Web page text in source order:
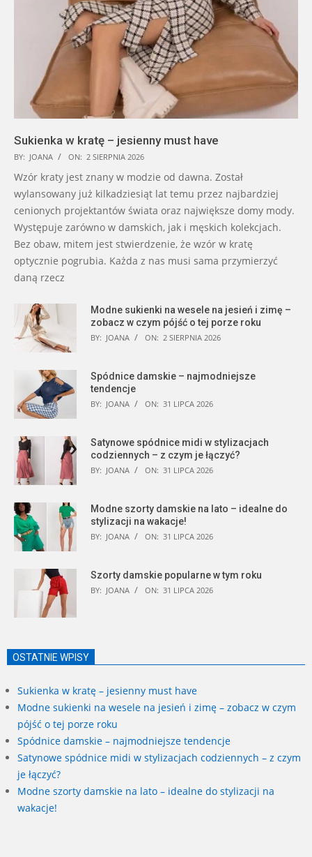
Sukienka w kratę – jesienny must have
BY: JOANA ON: 2 SIERPNIA 2026
Wzór kraty jest znany w modzie od dawna. Został
wylansowany już kilkadziesiąt lat temu przez najbardziej
cenionych projektantów świata oraz największe domy mody.
Występuje zarówno w damskich, jak i męskich kolekcjach.
Bez obaw, mitem jest stwierdzenie, że wzór w kratę
optycznie pogrubia. Każda z nas musi sama przymierzyć
daną rzecz
Modne sukienki na wesele na jesień i zimę –
zobacz w czym pójść o tej porze roku
BY: JOANA ON: 2 SIERPNIA 2026
Spódnice damskie – najmodniejsze
tendencje
BY: JOANA ON: 31 LIPCA 2026
Satynowe spódnice midi w stylizacjach
codziennych – z czym je łączyć?
BY: JOANA ON: 31 LIPCA 2026
Modne szorty damskie na lato – idealne do
stylizacji na wakacje!
BY: JOANA ON: 31 LIPCA 2026
Szorty damskie popularne w tym roku
BY: JOANA ON: 31 LIPCA 2026
OSTATNIE WPISY
Sukienka w kratę – jesienny must have
Modne sukienki na wesele na jesień i zimę – zobacz w czym
pójść o tej porze roku
Spódnice damskie – najmodniejsze tendencje
Satynowe spódnice midi w stylizacjach codziennych – z czym
je łączyć?
Modne szorty damskie na lato – idealne do stylizacji na
wakacje!